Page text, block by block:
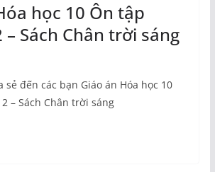
học 10 Ôn tập
Sách Chân trời sáng
sẻ đến các bạn Giáo án Hóa học 10
– Sách Chân trời sáng